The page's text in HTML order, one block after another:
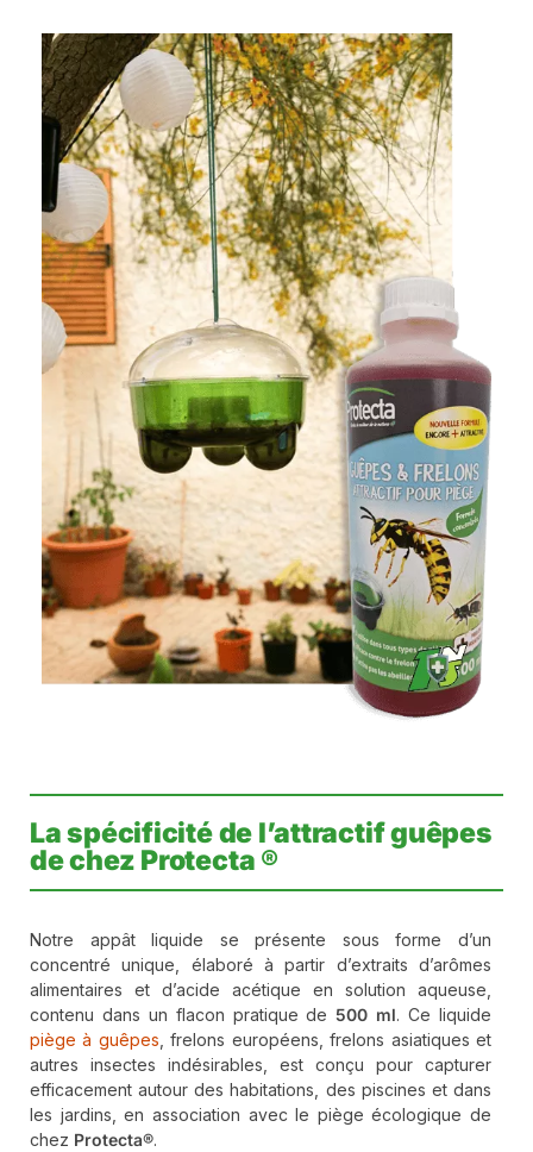
La spécificité de l’attractif guêpes
de chez Protecta ®
Notre appât liquide se présente sous forme d’un
concentré unique, élaboré à partir d’extraits d’arômes
alimentaires et d’acide acétique en solution aqueuse,
contenu dans un flacon pratique de500 ml. Ce liquide
piège à guêpes , frelons européens, frelons asiatiques et
autres insectes indésirables, est conçu pour capturer
efficacement autour des habitations, des piscines et dans
les jardins, en association avec le piège écologique de
chez Protecta®.